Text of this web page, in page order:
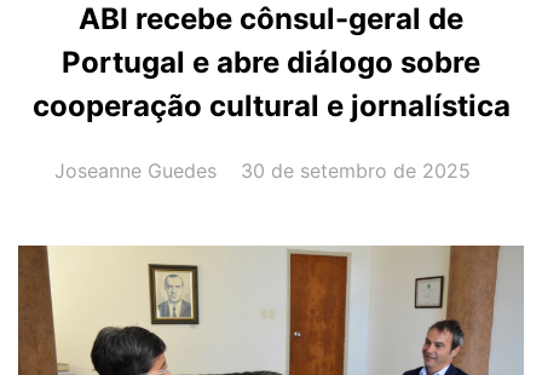
ABI recebe cônsul-geral de
Portugal e abre diálogo sobre
cooperação cultural e jornalística
AUTOR(A):
Joseanne Guedes DATA:
30 de setembro de 2025